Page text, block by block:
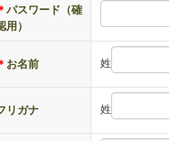
パスワード（確
用）
お名前 姓
リガナ 姓